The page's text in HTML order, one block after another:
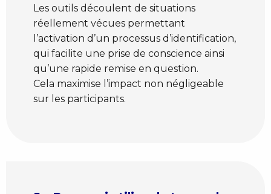
Les outils découlent de situations
réellement vécues permettant
l’activation d’un processus d’identification,
qui facilite une prise de conscience ainsi
qu’une rapide remise en question.
Cela maximise l’impact non négligeable
sur les participants.